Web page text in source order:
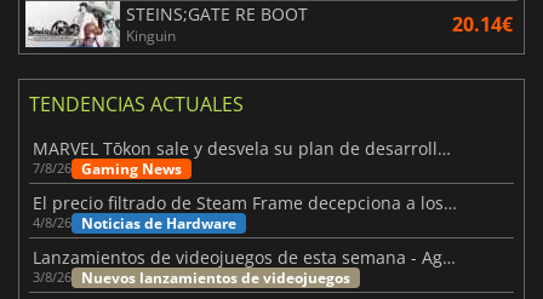
STEINS;GATE RE BOOT
Kinguin 20.14€
TENDENCIAS ACTUALES
MARVEL Tōkon sale y desvela su plan de desarrollo para el primer año
7/8/26 Gaming News
El precio filtrado de Steam Frame decepciona a los usuarios
4/8/26 Noticias de Hardware
Lanzamientos de videojuegos de esta semana - Agosto de 2026 (semana 32)
3/8/26 Nuevos lanzamientos de videojuegos